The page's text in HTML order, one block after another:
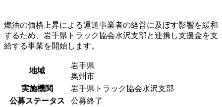
燃油の価格上昇による運送事業者の経営に及ぼす影響を緩和
するため、岩手県トラック協会水沢支部と連携し支援金を支
給する事業を開始します。
地域
岩手県
奥州市
実施機関
岩手県トラック協会水沢支部
公募ステータス
公募終了